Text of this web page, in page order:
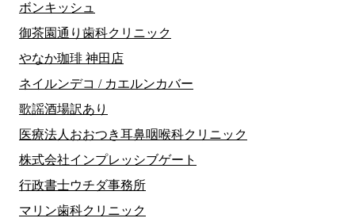
ボンキッシュ
御茶園通り歯科クリニック
やなか珈琲 神田店
ネイルンデコ / カエルンカバー
歌謡酒場訳あり
医療法人おおつき耳鼻咽喉科クリニック
株式会社インプレッシブゲート
行政書士ウチダ事務所
マリン歯科クリニック